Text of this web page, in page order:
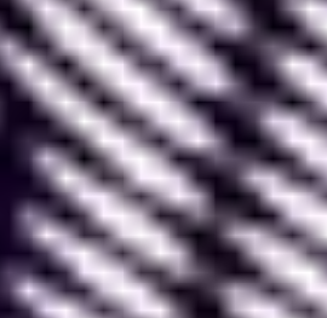
cet article.
Figma ?
Web et Applications sur